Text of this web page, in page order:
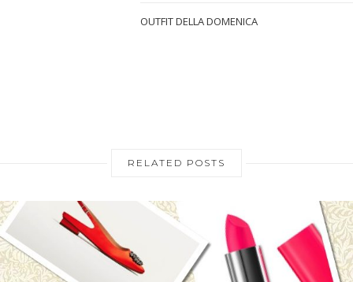
OUTFIT DELLA DOMENICA
RELATED POSTS